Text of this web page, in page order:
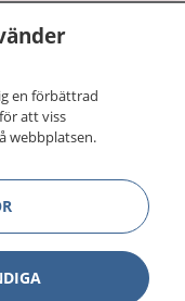
Visa
Visa
en förbättrad
att viss
webbplatsen.